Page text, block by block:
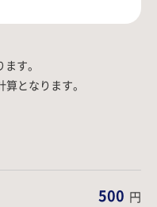
す。
となります。
500 円